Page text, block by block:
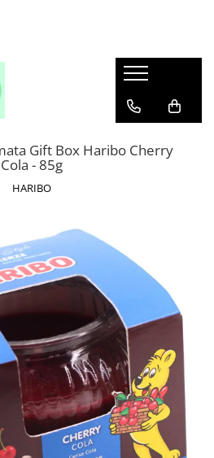
Gift Box Haribo Cherry
Cola - 85g
HARIBO